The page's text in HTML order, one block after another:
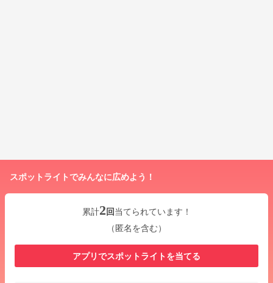
スポットライトでみんなに広めよう！
累計2回当てられています！
（匿名を含む）
アプリでスポットライトを当てる